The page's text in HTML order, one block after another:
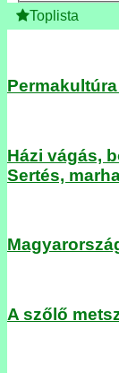
Toplista
Házi vágás,
Sertés,
A szőlő